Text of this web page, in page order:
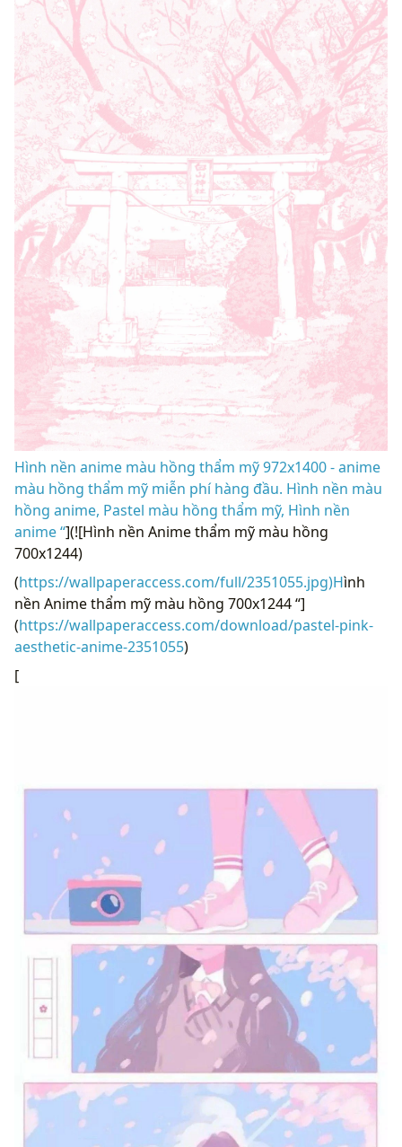
Hình nền anime màu hồng thẩm mỹ 972x1400 - anime
màu hồng thẩm mỹ miễn phí hàng đầu. Hình nền màu
hồng anime, Pastel màu hồng thẩm mỹ, Hình nền
anime “](![Hình nền Anime thẩm mỹ màu hồng
700x1244)
(https://wallpaperaccess.com/full/2351055.jpg)Hình
nền Anime thẩm mỹ màu hồng 700x1244 “]
(https://wallpaperaccess.com/download/pastel-pink-
aesthetic-anime-2351055)
[